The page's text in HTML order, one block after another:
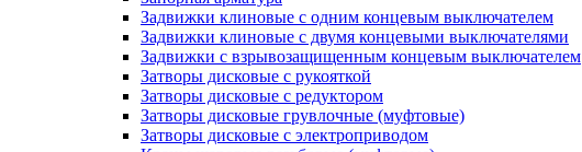
Задвижки клиновые с одним концевым выключателем
Задвижки клиновые с двумя концевыми выключателями
Задвижки с взрывозащищенным концевым выключателем
Затворы дисковые с рукояткой
Затворы дисковые с редуктором
Затворы дисковые грувлочные (муфтовые)
Затворы дисковые с электроприводом